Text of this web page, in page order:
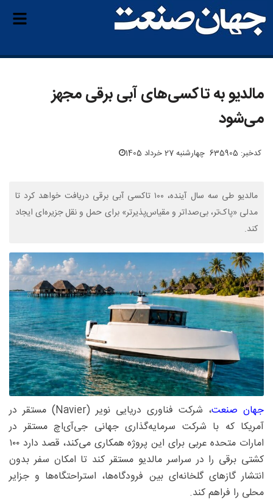
مالدیو به تاکسی‌های آبی برقی مجهز
می‌شود
کدخبر: 635905 چهارشنبه 27 خرداد 1405
مالدیو طی سه سال آینده، ۱۰۰ تاکسی آبی برقی دریافت خواهد کرد تا
مدلی «پاک‌تر، بی‌صداتر و مقیاس‌پذیرتر» برای حمل و نقل جزیره‌ای ایجاد
کند.
جهان صنعت
، شرکت فناوری دریایی نویر (Navier) مستقر در
آمریکا که با شرکت سرمایه‌گذاری جهانی جی‌آی‌اچ مستقر در
امارات متحده عربی برای این پروژه همکاری می‌کند، قصد دارد ۱۰۰
کشتی برقی را در سراسر مالدیو مستقر کند تا امکان سفر بدون
انتشار گازهای گلخانه‌ای بین فرودگاه‌ها، استراحتگاه‌ها و جزایر
محلی را فراهم کند.